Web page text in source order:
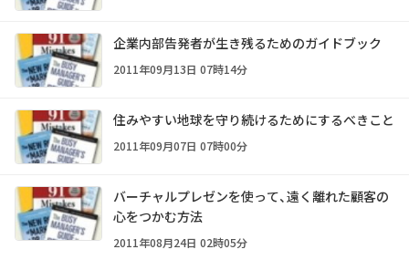
企業内部告発者が生き残るためのガイドブック
2011年09月13日 07時14分
住みやすい地球を守り続けるためにするべきこと
2011年09月07日 07時00分
バーチャルプレゼンを使って、遠く離れた顧客の
心をつかむ方法
2011年08月24日 02時05分